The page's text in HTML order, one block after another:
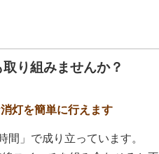
り組みませんか？
灯を簡単に行えます
間」で成り立っています。